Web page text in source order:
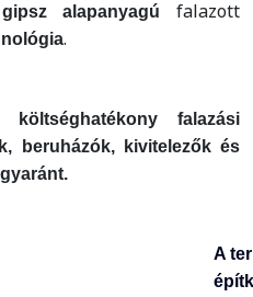
alapanyagú
falazott
.
falazási
beruházók, kivitelezők és
A